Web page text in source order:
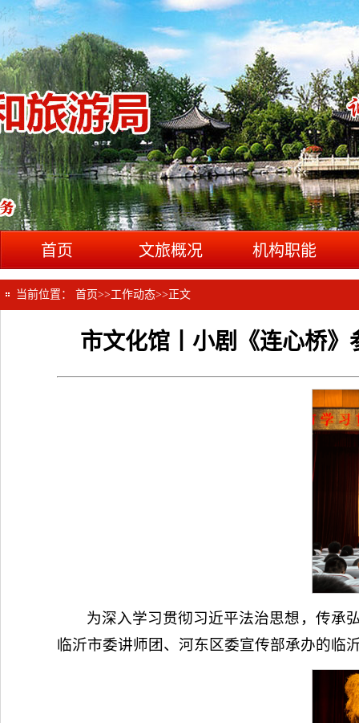
首页 文旅概况 机构职能
当前位置： 首页>>工作动态>> 正文
市文化馆丨小剧《连心桥
为深入学习贯彻习近平法治思想，传承
临沂市委讲师团、河东区委宣传部承办的临